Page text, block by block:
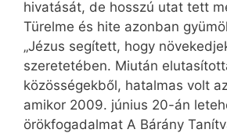
hivatását, de hosszú utat tett
Türelme és hite azonban
„Jézus segített, hogy
szeretetében. Miután
közösségekből, hatalmas volt
amikor 2009. június 20-án
örökfogadalmat A Bárány